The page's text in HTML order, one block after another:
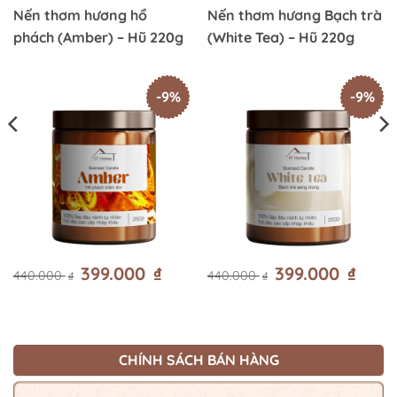
-9%
Nến thơm hương hổ
phách (Amber) – Hũ 220g
440.000₫ Giá
gốc
399.000 ₫Giá
-9%
Nến thơm hương Bạch trà
(White Tea) – Hũ 220g
440.000₫ Giá
gốc
399.000 ₫Giá
CHÍNH SÁCH BÁN HÀNG